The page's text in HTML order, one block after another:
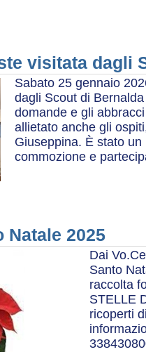
visitata dagli
Sabato 25 gennaio
dagli Scout di
domande e gli
allietato anche gli
Giuseppina. È stato
commozione e
Natale 2025
Dai
Santo
raccolta
STELLE
ricoperti